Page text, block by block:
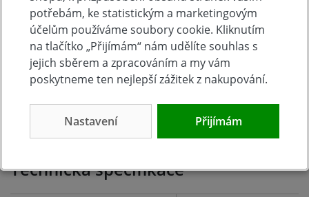
kabelu
max. zatížení v
rozvinutém stavu
max. zatížení v
navinutém stavu
provozní teplota
barva navijáku
250 V / 16 A)
H05VV-F 3G 1,5 mm2
3000 W
1000 W
- 5°C až + 45°C
295 x 165 x 330 mm
Technická specifikace
potřebám, ke statistickým a marketingovým
účelům používáme soubory cookie. Kliknutím
na tlačítko „Přijímám“ nám udělíte souhlas s
jejich sběrem a zpracováním a my vám
poskytneme ten nejlepší zážitek z nakupování.
Nastavení Přijímám